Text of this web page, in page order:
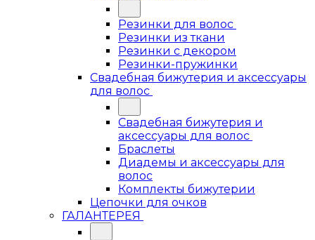
Резинки для волос
Резинки из ткани
Резинки с декором
Резинки-пружинки
Свадебная бижутерия и аксессуары
для волос
Свадебная бижутерия и
аксессуары для волос
Браслеты
Диадемы и аксессуары для
волос
Комплекты бижутерии
Цепочки для очков
ГАЛАНТЕРЕЯ